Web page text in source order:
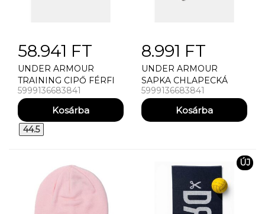
58.941 FT
UNDER ARMOUR
TRAINING CIPŐ FÉRFI
CIPÕ UNDER ARMOUR
UA DRIVE FADE 2 SL
5999136683841
44.5
8.991 FT
UNDER ARMOUR
SAPKA CHLAPECKÁ
EPICE UNDER ARMOUR
BILLBOARD
REVERSIBLE BEANIE
5999136683841
ÚJ